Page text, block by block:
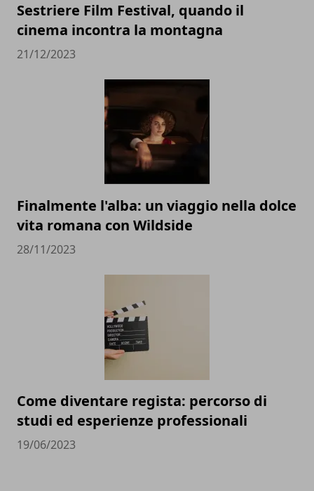
Sestriere Film Festival, quando il
cinema incontra la montagna
21/12/2023
Finalmente l'alba: un viaggio nella dolce
vita romana con Wildside
28/11/2023
Come diventare regista: percorso di
studi ed esperienze professionali
19/06/2023